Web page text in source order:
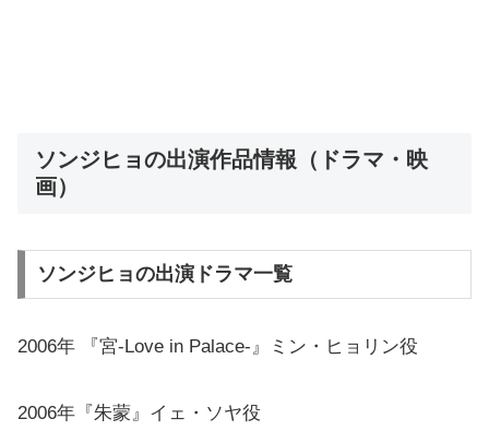
ソンジヒョの出演作品情報（ドラマ・映
画）
ソンジヒョの出演ドラマ一覧
2006年 『宮-Love in Palace-』ミン・ヒョリン役
2006年『朱蒙』イェ・ソヤ役